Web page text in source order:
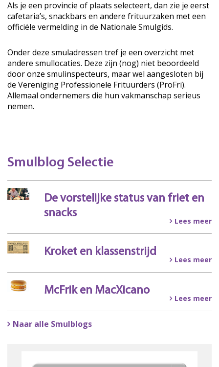
Als je een provincie of plaats selecteert, dan zie je eerst
cafetaria’s, snackbars en andere frituurzaken met een
officiële vermelding in de Nationale Smulgids.
Onder deze smuladressen tref je een overzicht met
andere smullocaties. Deze zijn (nog) niet beoordeeld
door onze smulinspecteurs, maar wel aangesloten bij
de Vereniging Professionele Frituurders (ProFri).
Allemaal ondernemers die hun vakmanschap serieus
nemen.
Smulblog Selectie
De vorstelijke status van friet en
snacks
Lees meer
Kroket en klassenstrijd
Lees meer
McFrik en MacXicano
Lees meer
Naar alle Smulblogs